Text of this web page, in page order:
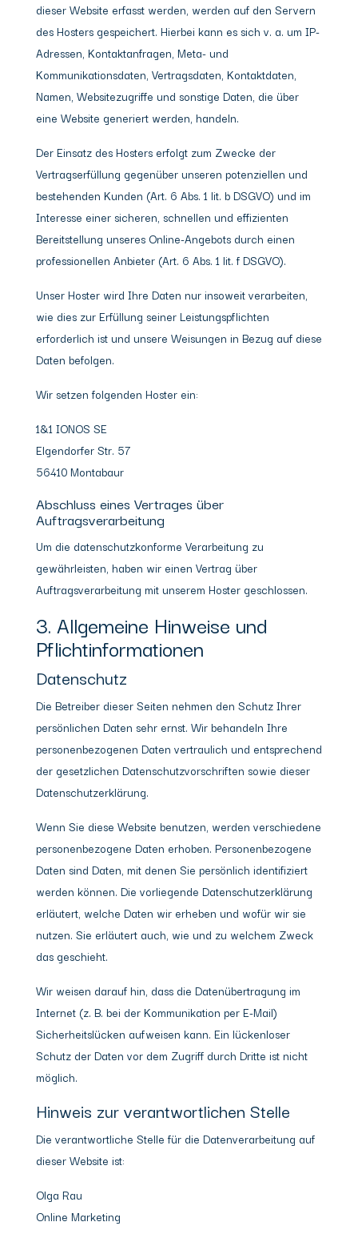
dieser Website erfasst werden, werden auf den Servern
des Hosters gespeichert. Hierbei kann es sich v. a. um IP-
Adressen, Kontaktanfragen, Meta- und
Kommunikationsdaten, Vertragsdaten, Kontaktdaten,
Namen, Websitezugriffe und sonstige Daten, die über
eine Website generiert werden, handeln.
Der Einsatz des Hosters erfolgt zum Zwecke der
Vertragserfüllung gegenüber unseren potenziellen und
bestehenden Kunden (Art. 6 Abs. 1 lit. b DSGVO) und im
Interesse einer sicheren, schnellen und effizienten
Bereitstellung unseres Online-Angebots durch einen
professionellen Anbieter (Art. 6 Abs. 1 lit. f DSGVO).
Unser Hoster wird Ihre Daten nur insoweit verarbeiten,
wie dies zur Erfüllung seiner Leistungspflichten
erforderlich ist und unsere Weisungen in Bezug auf diese
Daten befolgen.
Wir setzen folgenden Hoster ein:
1&1 IONOS SE
Elgendorfer Str. 57
56410 Montabaur
Abschluss eines Vertrages über
Auftragsverarbeitung
Um die datenschutzkonforme Verarbeitung zu
gewährleisten, haben wir einen Vertrag über
Auftragsverarbeitung mit unserem Hoster geschlossen.
3. Allgemeine Hinweise und
Pflicht­informationen
Datenschutz
Die Betreiber dieser Seiten nehmen den Schutz Ihrer
persönlichen Daten sehr ernst. Wir behandeln Ihre
personenbezogenen Daten vertraulich und entsprechend
der gesetzlichen Datenschutzvorschriften sowie dieser
Datenschutzerklärung.
Wenn Sie diese Website benutzen, werden verschiedene
personenbezogene Daten erhoben. Personenbezogene
Daten sind Daten, mit denen Sie persönlich identifiziert
werden können. Die vorliegende Datenschutzerklärung
erläutert, welche Daten wir erheben und wofür wir sie
nutzen. Sie erläutert auch, wie und zu welchem Zweck
das geschieht.
Wir weisen darauf hin, dass die Datenübertragung im
Internet (z. B. bei der Kommunikation per E-Mail)
Sicherheitslücken aufweisen kann. Ein lückenloser
Schutz der Daten vor dem Zugriff durch Dritte ist nicht
möglich.
Hinweis zur verantwortlichen Stelle
Die verantwortliche Stelle für die Datenverarbeitung auf
dieser Website ist:
Olga Rau
Online Marketing